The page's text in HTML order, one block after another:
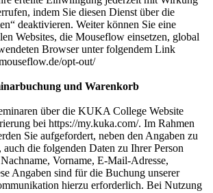
indem Sie diesen Dienst über die
deaktivieren. Weiter können Sie eine
Websites, die Mouseflow einsetzen, global
Browser unter folgendem Link
opt-out/
und Warenkorb
über die KUKA College Website
bei https://my.kuka.com/. Im Rahmen
Sie aufgefordert, neben den Angaben zu
die folgenden Daten zu Ihrer Person
Vorname, E-Mail-Adresse,
Angaben sind für die Buchung unserer
hierzu erforderlich. Bei Nutzung